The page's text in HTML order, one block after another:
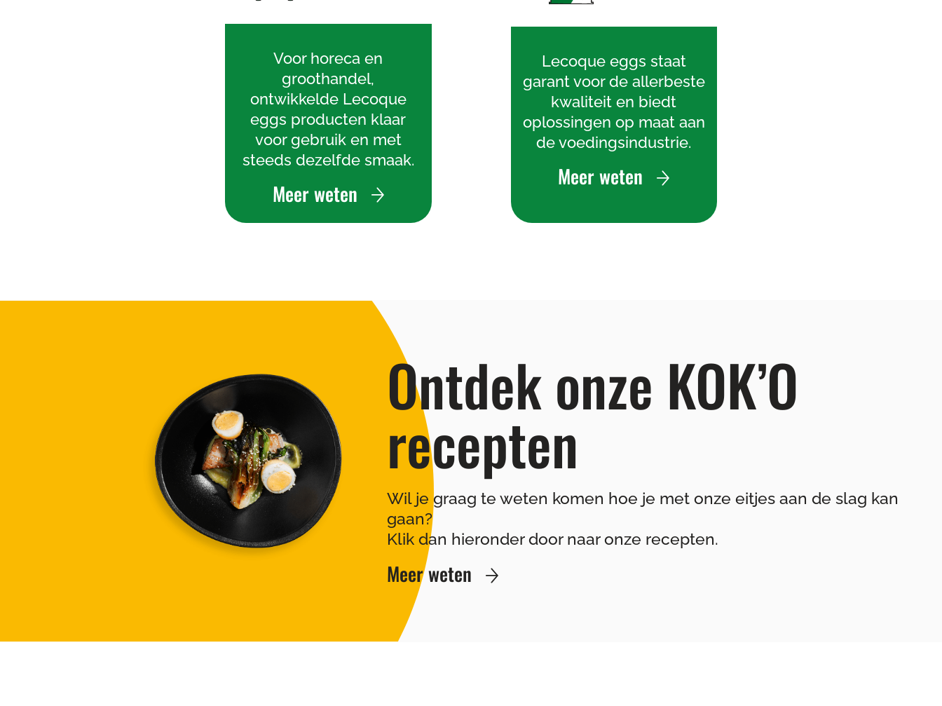
Voor horeca en
groothandel,
ontwikkelde Lecoque
eggs producten klaar
voor gebruik en met
steeds dezelfde smaak.
Meer weten
Lecoque eggs staat
garant voor de allerbeste
kwaliteit en biedt
oplossingen op maat aan
de voedingsindustrie.
Meer weten
Ontdek onze KOK’O
recepten
Wil je graag te weten komen hoe je met onze eitjes aan de slag kan
gaan?
Klik dan hieronder door naar onze recepten.
Meer weten